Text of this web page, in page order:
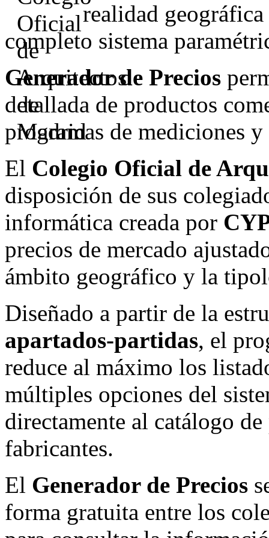
realidad
completo sistema
Generador de Precios
detallada de productos
programas de mediciones y
El Colegio Oficial de
disposición de sus
informática creada por
precios de mercado
ámbito geográfico y la
Diseñado a partir de la
apartados-partidas, el
reduce al máximo los
múltiples opciones del
directamente al catálogo
fabricantes.
El Generador de Precios
forma gratuita entre los